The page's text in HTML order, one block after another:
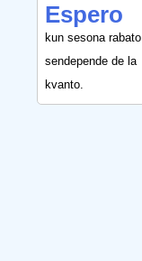
Espero
kun sesona rabato
sendepende de la
kvanto.